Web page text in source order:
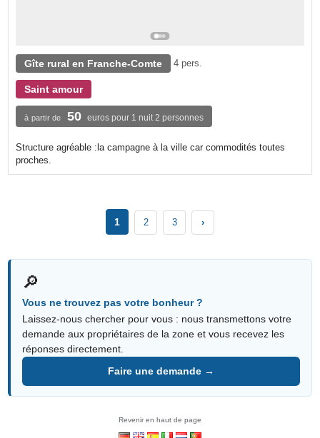
Gîte rural en Franche-Comte 4 pers.
Saint amour
à partir de 50 euros pour 1 nuit 2 personnes
Structure agréable :la campagne à la ville car commodités toutes
proches.
1 2 3 ›
🔎
Vous ne trouvez pas votre bonheur ?
Laissez-nous chercher pour vous : nous transmettons votre
demande aux propriétaires de la zone et vous recevez les
réponses directement.
Faire une demande →
Revenir en haut de page